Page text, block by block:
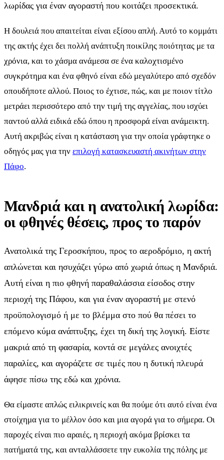
λωρίδας για έναν αγοραστή που κοιτάζει προσεκτικά.
Η δουλειά που απαιτείται είναι εξίσου απλή. Αυτό το κομμάτι
της ακτής έχει δει πολλή ανάπτυξη ποικίλης ποιότητας με τα
χρόνια, και το χάσμα ανάμεσα σε ένα καλοχτισμένο
συγκρότημα και ένα φθηνό είναι εδώ μεγαλύτερο από σχεδόν
οπουδήποτε αλλού. Ποιος το έχτισε, πώς, και με ποιον τίτλο
μετράει περισσότερο από την τιμή της αγγελίας, που ισχύει
παντού αλλά ειδικά εδώ όπου η προσφορά είναι ανάμεικτη.
Αυτή ακριβώς είναι η κατάσταση για την οποία γράφτηκε ο
οδηγός μας για την επιλογή κατασκευαστή ακινήτων στην
Πάφο.
Μανδριά και η ανατολική λωρίδα:
οι φθηνές θέσεις, προς το παρόν
Ανατολικά της Γεροσκήπου, προς το αεροδρόμιο, η ακτή
απλώνεται και ησυχάζει γύρω από χωριά όπως η Μανδριά.
Αυτή είναι η πιο φθηνή παραθαλάσσια είσοδος στην
περιοχή της Πάφου, και για έναν αγοραστή με στενό
προϋπολογισμό ή με το βλέμμα στο πού θα πέσει το
επόμενο κύμα ανάπτυξης, έχει τη δική της λογική. Είστε
μακριά από τη φασαρία, κοντά σε μεγάλες ανοιχτές
παραλίες, και αγοράζετε σε τιμές που η δυτική πλευρά
άφησε πίσω της εδώ και χρόνια.
Θα είμαστε απλώς ειλικρινείς και θα πούμε ότι αυτό είναι ένα
στοίχημα για το μέλλον όσο και μια αγορά για το σήμερα. Οι
παροχές είναι πιο αραιές, η περιοχή ακόμα βρίσκει τα
πατήματά της, και ανταλλάσσετε την ευκολία της πόλης με